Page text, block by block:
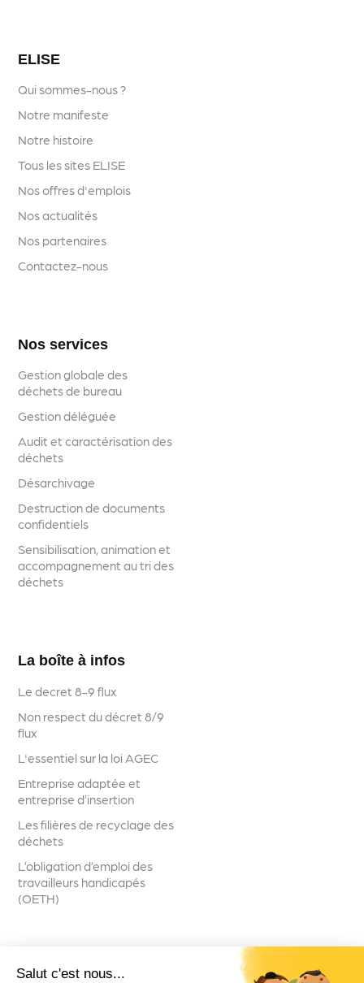
ELISE
Qui sommes-nous ?
Notre manifeste
Notre histoire
Tous les sites ELISE
Nos offres d'emplois
Nos actualités
Nos partenaires
Contactez-nous
Nos services
Gestion globale des
déchets de bureau
Gestion déléguée
Audit et caractérisation des
déchets
Désarchivage
Destruction de documents
confidentiels
Sensibilisation, animation et
accompagnement au tri des
déchets
La boîte à infos
Le decret 8-9 flux
Non respect du décret 8/9
flux
L'essentiel sur la loi AGEC
Entreprise adaptée et
entreprise d’insertion
Les filières de recyclage des
déchets
L’obligation d’emploi des
travailleurs handicapés
(OETH)
Suivez-nous
Salut c'est nous...